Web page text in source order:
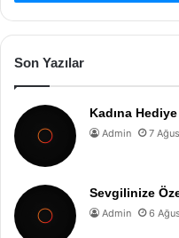
Son Yazılar
Kadına
Admin 7
Sevgilinize
Admin 6